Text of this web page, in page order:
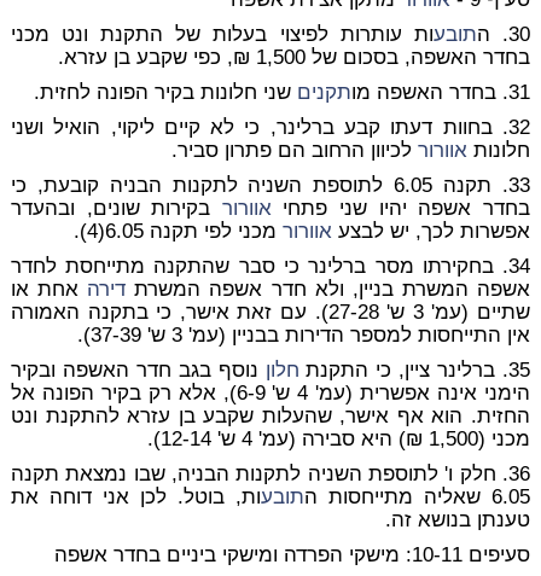
30. ה
תובעות עותרות לפיצוי בעלות של התקנת ונט מכני
בחדר האשפה, בסכום של 1,500 ₪, כפי שקבע בן עזרא.
31. בחדר האשפה מו
תקנים שני חלונות בקיר הפונה לחזית.
32. בחוות דעתו קבע ברלינר, כי לא קיים ליקוי, הואיל ושני
חלונות אוורורלכיוון הרחוב הם פתרון סביר.
33. תקנה 6.05 לתוספת השניה לתקנות הבניה קובעת, כי
בחדר אשפה יהיו שני פתחי אוורור בקירות שונים, ובהעדר
אפשרות לכך, יש לבצע אוורורמכני לפי תקנה 6.05(4).
34. בחקירתו מסר ברלינר כי סבר שהתקנה מתייחסת לחדר
אשפה המשרת בניין, ולא חדר אשפה המשרת דירה אחת או
שתיים (עמ' 3 ש' 27-28). עם זאת אישר, כי בתקנה האמורה
אין התייחסות למספר הדירות בבניין (עמ' 3 ש' 37-39).
35. ברלינר ציין, כי התקנת
חלון נוסף בגב חדר האשפה ובקיר
הימני אינה אפשרית (עמ' 4 ש' 6-9), אלא רק בקיר הפונה אל
החזית. הוא אף אישר, שהעלות שקבע בן עזרא להתקנת ונט
מכני (1,500 ₪) היא סבירה (עמ' 4 ש' 12-14).
36. חלק ו' לתוספת השניה לתקנות הבניה, שבו נמצאת תקנה
6.05 שאליה מתייחסות ה
תובעות, בוטל. לכן אני דוחה את
טענתן בנושא זה.
סעיפים 10-11: מישקי הפרדה ומישקי ביניים בחדר אשפה